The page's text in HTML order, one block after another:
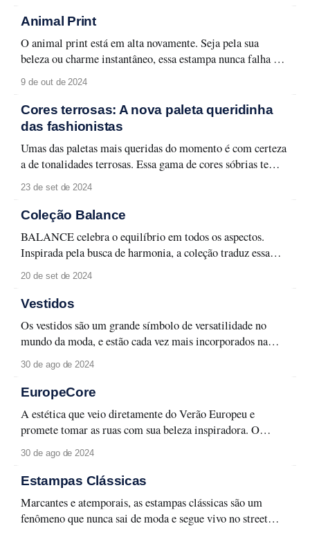
entre as fashionistas que ousam um visual mais cool,
Animal Print
O animal print está em alta novamente. Seja pela sua
beleza ou charme instantâneo, essa estampa nunca falha em
roubar os olhares. Com uma abrangência que vai desde
sendo um forte sinônimo de ousadia, adicionando um toque
de glamour que
9 de out de 2024
Cores terrosas: A nova paleta queridinha
das fashionistas
Umas das paletas mais queridas do momento é com certeza
a de tonalidades terrosas. Essa gama de cores sóbrias tem
sido a favorita das fashionistas nas últimas temporadas, e
Tons como ameixa e duna tem se provado a escolha perfeita
23 de set de 2024
Coleção Balance
BALANCE celebra o equilíbrio em todos os aspectos.
Inspirada pela busca de harmonia, a coleção traduz essa
essência em peças que unem contrastes com elegância. As
natureza, enquanto a alfaiataria revisitada em peças fluidas
20 de set de 2024
Vestidos
Os vestidos são um grande símbolo de versatilidade no
mundo da moda, e estão cada vez mais incorporados na
moda urbana. Inúmeras interpretações são possíveis com
essa peça tão atemporal, podendo ser aplicada em
produções mais tradicionais para ocasiões formais ou então
30 de ago de 2024
EuropeCore
A estética que veio diretamente do Verão Europeu e
promete tomar as ruas com sua beleza inspiradora. O
Europe Core é a mais pura essência das férias na Europa,
trazendo o clima mediterrâneo em visuais que esbanjam
leveza e elegância. O "easy chic" toma forma em
30 de ago de 2024
Estampas Clássicas
Marcantes e atemporais, as estampas clássicas são um
fenômeno que nunca sai de moda e segue vivo no street